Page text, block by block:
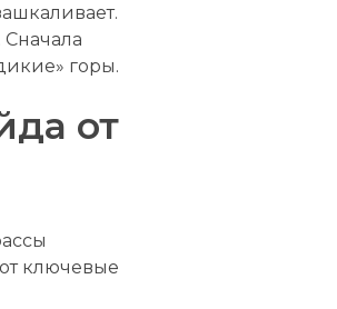
Сначала
горы.
от
ключевые